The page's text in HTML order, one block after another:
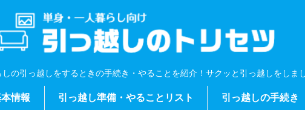
の引っ越しをするときの手続き・やることを紹介！サクッと引っ越しをしま
情報 引っ越し準備・やることリスト 引っ越しの手続き